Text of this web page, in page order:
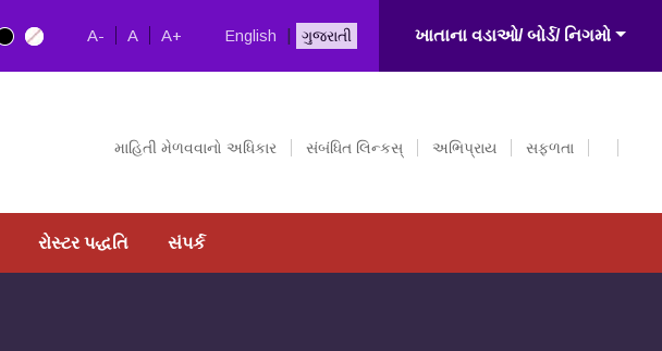
A- A A+ English ગુજરાતી ખાતાના વડાઓ/ બોર્ડ/ નિગમો
માહિતી મેળવવાનો અધિકાર સંબંધિત લિન્કસ્ અભિપ્રાય સફળતા
રોસ્‍ટર પદ્ધતિ સંપર્ક